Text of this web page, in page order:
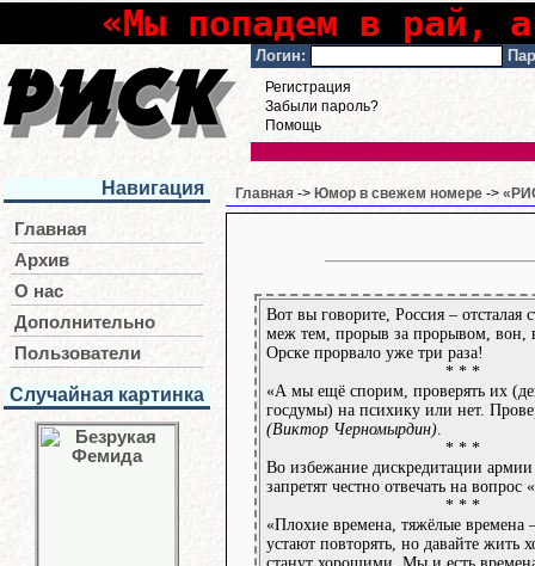
«Мы попадем в рай,
Логин:
Регистрация
Забыли пароль?
Помощь
Навигация
Главная
Архив
О нас
Дополнительно
Пользователи
Случайная картинка
Главная -> Юмор в свежем номере ->
Вот вы говорите, Россия – отсталая
меж тем, прорыв за прорывом, вон,
Орске прорвало уже три раза!
* * *
«А мы ещё спорим, проверять их
госдумы) на психику или нет.
(Виктор Черномырдин)
* * *
Во избежание дискредитации
запретят честно отвечать на вопрос
* * *
«Плохие времена, тяжёлые времена
устают повторять, но давайте жить